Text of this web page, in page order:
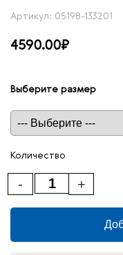
Артикул: 05198-133201
4590.00₽
Выберите размер
Количество
+
-